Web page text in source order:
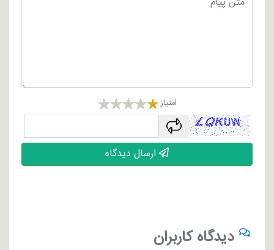
امتیاز:
captcha
ارسال دیدگاه
دیدگاه کاربران